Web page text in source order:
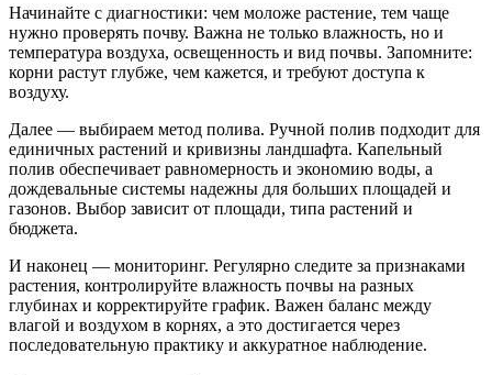
Начинайте с диагностики: чем моложе растение, тем чаще
нужно проверять почву. Важна не только влажность, но и
температура воздуха, освещенность и вид почвы. Запомните:
корни растут глубже, чем кажется, и требуют доступа к
воздуху.
Далее — выбираем метод полива. Ручной полив подходит для
единичных растений и кривизны ландшафта. Капельный
полив обеспечивает равномерность и экономию воды, а
дождевальные системы надежны для больших площадей и
газонов. Выбор зависит от площади, типа растений и
бюджета.
И наконец — мониторинг. Регулярно следите за признаками
растения, контролируйте влажность почвы на разных
глубинах и корректируйте график. Важен баланс между
влагой и воздухом в корнях, а это достигается через
последовательную практику и аккуратное наблюдение.